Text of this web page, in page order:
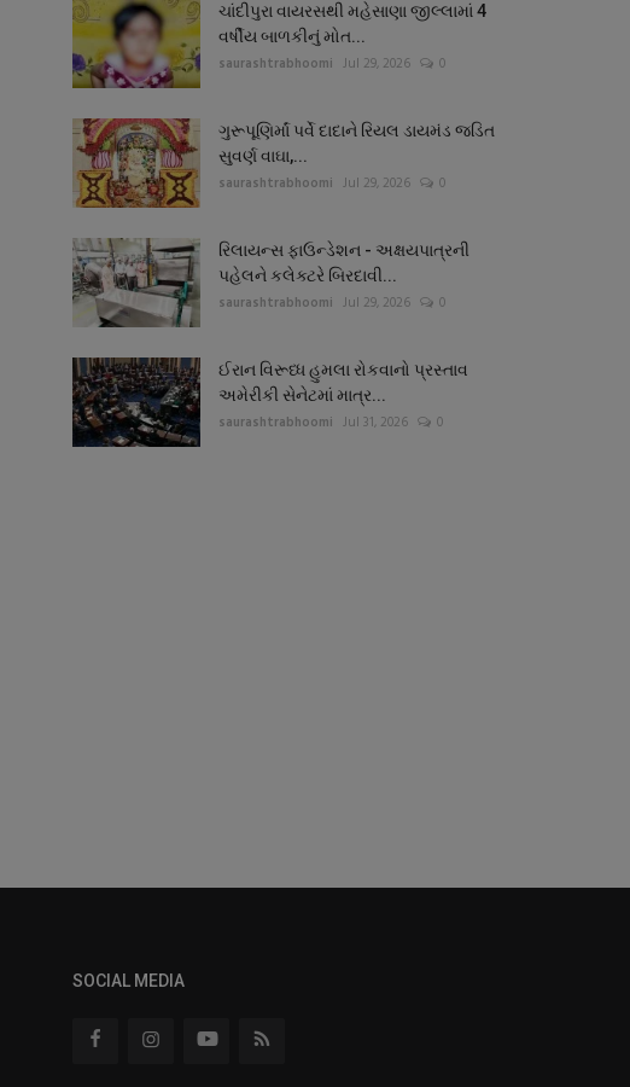
ચાંદીપુરા વાયરસથી મહેસાણા જીલ્લામાં 4
વર્ષીય બાળકીનું મોત...
saurashtrabhoomi Jul 29, 2026 0
ગુરૂપૂણિર્માં પર્વે દાદાને રિયલ ડાયમંડ જડિત
સુવર્ણ વાઘા,...
saurashtrabhoomi Jul 29, 2026 0
રિલાયન્સ ફાઉન્ડેશન - અક્ષયપાત્રની
પહેલને કલેક્ટરે બિરદાવી...
saurashtrabhoomi Jul 29, 2026 0
ઈરાન વિરૂધ્ધ હુમલા રોકવાનો પ્રસ્તાવ
અમેરીકી સેનેટમાં માત્ર...
saurashtrabhoomi Jul 31, 2026 0
SOCIAL MEDIA